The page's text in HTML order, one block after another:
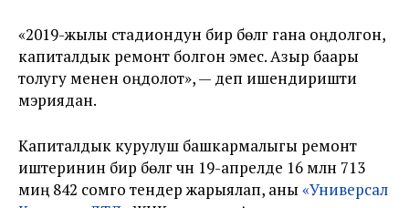
«2019-жылы стадиондун бир бөлүгү гана оңдолгон,
капиталдык ремонт болгон эмес. Азыр баары
толугу менен оңдолот», — деп ишендиришти
мэриядан.
Капиталдык курулуш башкармалыгы ремонт
иштеринин бир бөлүгү үчүн 19-апрелде 16 млн 713
миң 842 сомго тендер жарыялап, аны «Универсал